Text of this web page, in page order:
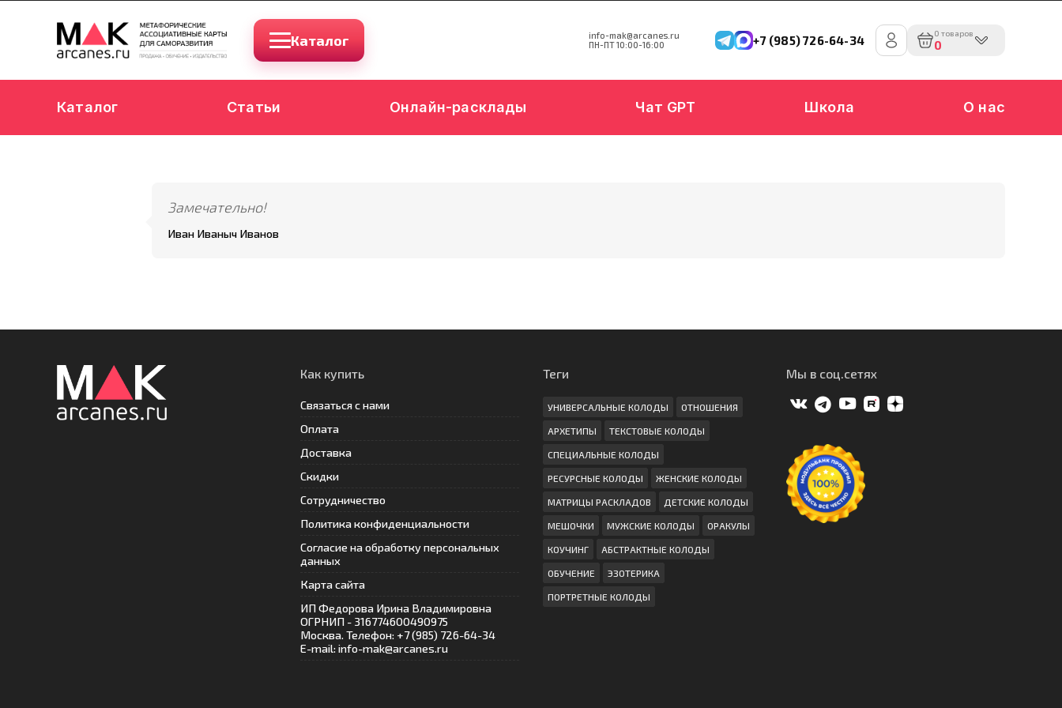
Каталог
info-mak@arcanes.ru
ПН-ПТ 10:00-16:00
+7 (985) 726-64-34 0 товаров
0
Каталог Статьи Онлайн-расклады Чат GPT Школа О нас
Замечательно!
Иван Иваныч Иванов
Как купить
Связаться с нами
Оплата
Доставка
Скидки
Сотрудничество
Политика конфиденциальности
Согласие на обработку персональных
данных
Карта сайта
ИП Федорова Ирина Владимировна
ОГРНИП - 316774600490975
Москва. Телефон: +7 (985) 726-64-34
E-mail: info-mak@arcanes.ru
Теги
УНИВЕРСАЛЬНЫЕ КОЛОДЫ ОТНОШЕНИЯ
АРХЕТИПЫ ТЕКСТОВЫЕ КОЛОДЫ
СПЕЦИАЛЬНЫЕ КОЛОДЫ
РЕСУРСНЫЕ КОЛОДЫ ЖЕНСКИЕ КОЛОДЫ
МАТРИЦЫ РАСКЛАДОВ ДЕТСКИЕ КОЛОДЫ
МЕШОЧКИ МУЖСКИЕ КОЛОДЫ ОРАКУЛЫ
КОУЧИНГ АБСТРАКТНЫЕ КОЛОДЫ
ОБУЧЕНИЕ ЭЗОТЕРИКА
ПОРТРЕТНЫЕ КОЛОДЫ
Мы в соц.сетях